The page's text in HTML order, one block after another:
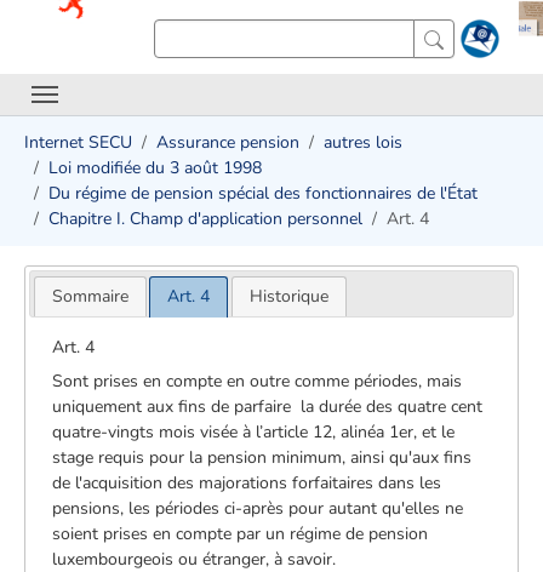
Internet SECU Assurance pension
autres lois
Loi modifiée du 3 août 1998
Du régime de pension spécial des fonctionnaires de l'État
Chapitre I. Champ d'application personnel
Art. 4
Sommaire Art. 4 Historique
Art. 4
Sont prises en compte en outre comme périodes, mais
uniquement aux fins de parfaire la durée des quatre cent
quatre-vingts mois visée à l’article 12, alinéa 1er, et le
stage requis pour la pension minimum, ainsi qu'aux fins
de l'acquisition des majorations forfaitaires dans les
pensions, les périodes ci-après pour autant qu'elles ne
soient prises en compte par un régime de pension
luxembourgeois ou étranger, à savoir.